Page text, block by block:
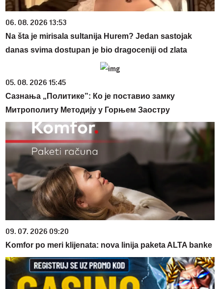
06. 08. 2026 13:53
Na šta je mirisala sultanija Hurem? Jedan sastojak
danas svima dostupan je bio dragoceniji od zlata
05. 08. 2026 15:45
Сазнања „Политике”: Ко је поставио замку
Митрополиту Методију у Горњем Заостру
09. 07. 2026 09:20
Komfor po meri klijenata: nova linija paketa ALTA banke